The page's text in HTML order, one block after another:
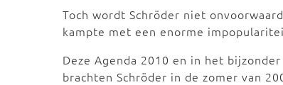
Toch wordt Schröder niet
kampte met een enorme
Deze Agenda 2010 en in het
brachten Schröder in de zomer van